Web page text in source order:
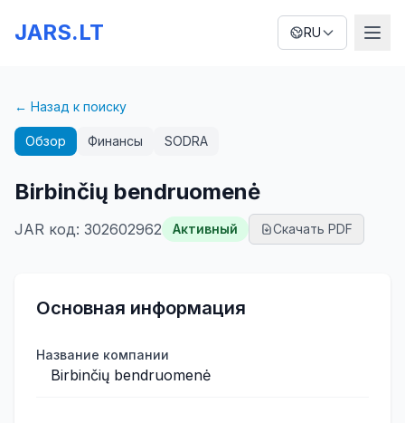
JARS.LT RU
← Назад к поиску
Обзор Финансы SODRA
Birbinčių bendruomenė
JAR код: 302602962 Активный Скачать PDF
Основная информация
Название компании
Birbinčių bendruomenė